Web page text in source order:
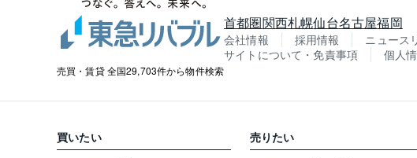
売買・賃貸 全国29,703件から物件検索
首都圏関西札幌仙台名古屋福岡
会社情報 採用情報 ニュース
サイトについて・免責事項
個人
買いたい 売りたい